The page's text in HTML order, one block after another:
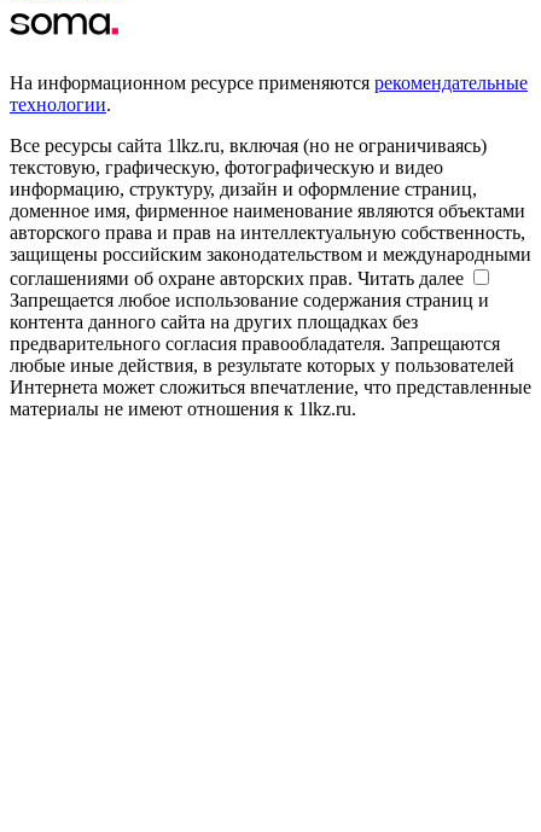
На информационном ресурсе применяются рекомендательные
технологии.
Все ресурсы сайта 1lkz.ru, включая (но не ограничиваясь)
текстовую, графическую, фотографическую и видео
информацию, структуру, дизайн и оформление страниц,
доменное имя, фирменное наименование являются объектами
авторского права и прав на интеллектуальную собственность,
защищены российским законодательством и международными
соглашениями об охране авторских прав. Читать далее
Запрещается любое использование содержания страниц и
контента данного сайта на других площадках без
предварительного согласия правообладателя. Запрещаются
любые иные действия, в результате которых у пользователей
Интернета может сложиться впечатление, что представленные
материалы не имеют отношения к 1lkz.ru.